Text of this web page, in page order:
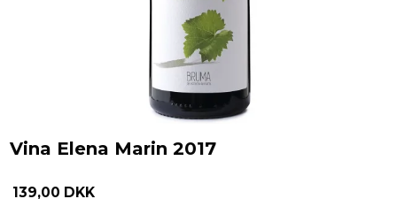
Vina Elena Marin 2017
139,00 DKK